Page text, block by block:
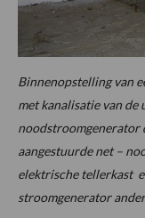
Binnenopstelling van
met kanalisatie van de
noodstroomgenerator
aangestuurde net –
elektrische tellerkast
stroomgenerator